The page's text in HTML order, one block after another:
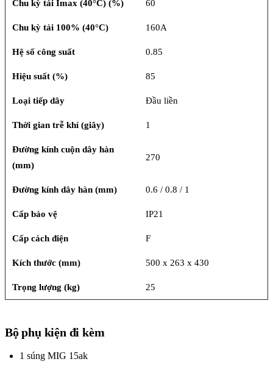
Chu kỳ tải Imax (40°C) (%) 60
Chu kỳ tải 100% (40°C) 160A
Hệ số công suất 0.85
Hiệu suất (%) 85
Loại tiếp dây Đầu liền
Thời gian trễ khí (giây) 1
Đường kính cuộn dây hàn
(mm)
270
Đường kính dây hàn (mm) 0.6 / 0.8 / 1
Cấp bảo vệ IP21
Cấp cách điện F
Kích thước (mm) 500 x 263 x 430
Trọng lượng (kg) 25
Bộ phụ kiện đi kèm
1 súng MIG 15ak